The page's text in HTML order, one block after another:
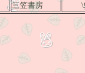
三笠書房